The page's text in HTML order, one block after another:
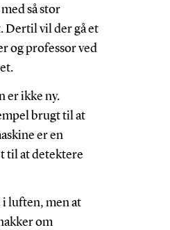
så stor
Dertil vil der gå et
og professor ved
er ikke ny.
brugt til at
er en
til at detektere
luften, men at
om